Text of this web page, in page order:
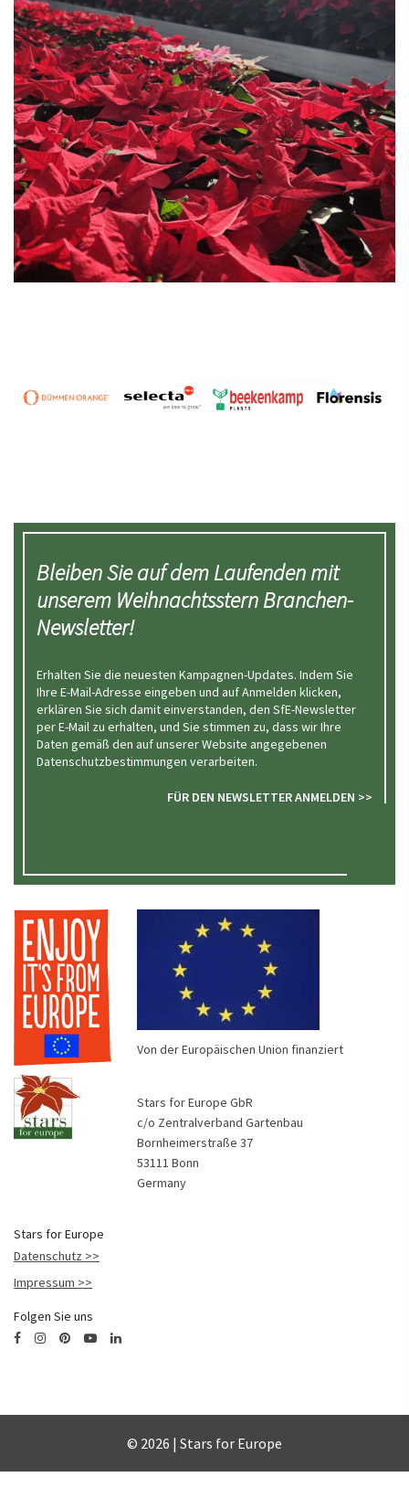
Bleiben Sie auf dem Laufenden mit
unserem Weihnachtsstern Branchen-
Newsletter!
Erhalten Sie die neuesten Kampagnen-Updates. Indem Sie
Ihre E-Mail-Adresse eingeben und auf Anmelden klicken,
erklären Sie sich damit einverstanden, den SfE-Newsletter
per E-Mail zu erhalten, und Sie stimmen zu, dass wir Ihre
Daten gemäß den auf unserer Website angegebenen
Datenschutzbestimmungen verarbeiten.
FÜR DEN NEWSLETTER ANMELDEN >>
Von der Europäischen Union finanziert
Stars for Europe GbR
c/o Zentralverband Gartenbau
Bornheimerstraße 37
53111 Bonn
Germany
Stars for Europe
Datenschutz
Impressum
Folgen Sie uns
© 2026 | Stars for Europe